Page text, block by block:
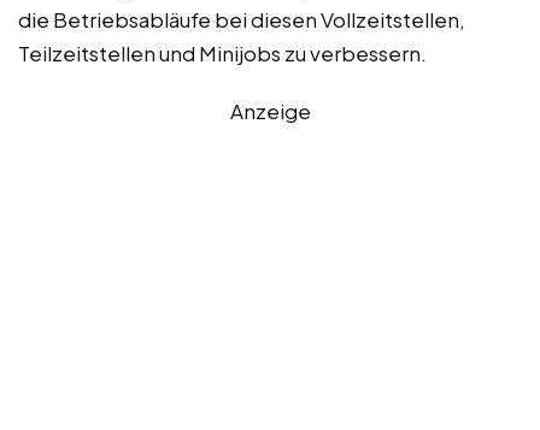
die Betriebsabläufe bei diesen Vollzeitstellen,
Teilzeitstellen und Minijobs zu verbessern.
Anzeige